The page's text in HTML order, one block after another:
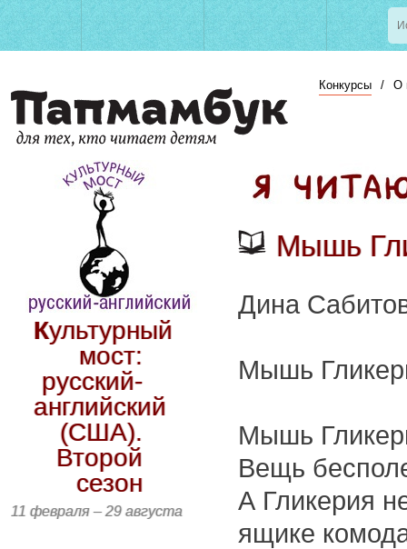
Конкурсы / О
Культурный
мост:
русский-
английский
(США).
Второй
сезон
11 февраля – 29 августа
Мышь
Дина
Мышь
Мышь
Вещь
А Гликерия
ящике